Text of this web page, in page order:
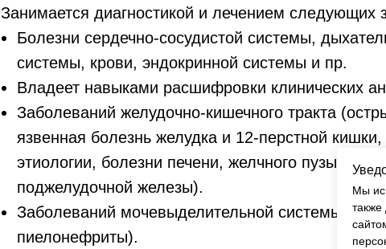
Занимается диагностикой и лечением следующих
Болезни сердечно-сосудистой системы,
системы, крови, эндокринной системы и пр.
Владеет навыками расшифровки клинических
Заболеваний желудочно-кишечного тракта
язвенная болезнь желудка и 12-перстной
этиологии, болезни печени, желчного пузыря и
поджелудочной железы).
Заболеваний мочевыделительной системы
пиелонефриты).
Мы